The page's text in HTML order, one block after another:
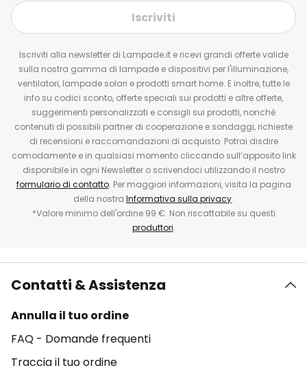
Iscriviti
Iscriviti alla newsletter di Lampade.it e ricevi grandi offerte valide
sulla nostra gamma di lampade e dispositivi per l'illuminazione,
ventilatori, lampade solari e prodotti smart home. E inoltre, tutte le
info su codici sconto, offerte speciali sui prodotti e altre offerte,
suggerimenti personalizzati e consigli sui prodotti, nonché
contenuti di possibili partner di cooperazione e sondaggi, richieste
di recensioni e raccomandazioni di acquisto. Potrai disdire
comodamente e in qualsiasi momento cliccando sull’apposito link
disponibile in ogni Newsletter o scrivendoci utilizzando il nostro
formulario di contatto. Per maggiori informazioni, visita la pagina
della nostra Informativa sulla privacy.
*Valore minimo dell'ordine 99 €. Non riscattabile su questi
produttori.
Contatti & Assistenza
Annulla il tuo ordine
FAQ - Domande frequenti
Traccia il tuo ordine